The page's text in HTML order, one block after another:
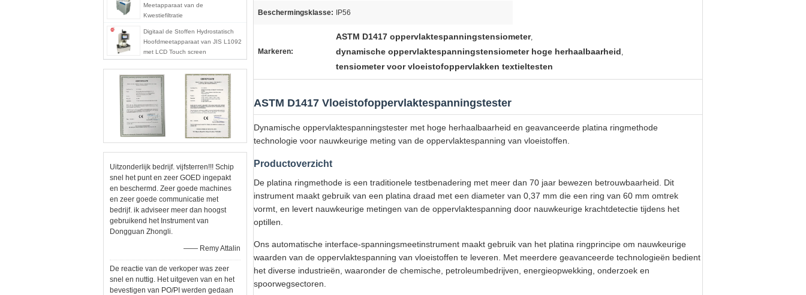
Meetapparaat van de
Kwestiefiltratie
Digitaal de Stoffen Hydrostatisch
Hoofdmeetapparaat van JIS L1092
met LCD Touch screen
Uitzonderlijk bedrijf. vijfsterren!!! Schip
snel het punt en zeer GOED ingepakt
en beschermd. Zeer goede machines
en zeer goede communicatie met
bedrijf. ik adviseer meer dan hoogst
gebruikend het Instrument van
Dongguan Zhongli.
—— Remy Attalin
De reactie van de verkoper was zeer
snel en nuttig. Het uitgeven van en het
bevestigen van PO/PI werden gedaan
Beschermingsklasse: IP56
Markeren:
ASTM D1417 oppervlaktespanningstensiometer,
dynamische oppervlaktespanningstensiometer hoge herhaalbaarheid,
tensiometer voor vloeistofoppervlakken textieltesten
ASTM D1417 Vloeistofoppervlaktespanningstester
Dynamische oppervlaktespanningstester met hoge herhaalbaarheid en geavanceerde platina ringmethode
technologie voor nauwkeurige meting van de oppervlaktespanning van vloeistoffen.
Productoverzicht
De platina ringmethode is een traditionele testbenadering met meer dan 70 jaar bewezen betrouwbaarheid. Dit
instrument maakt gebruik van een platina draad met een diameter van 0,37 mm die een ring van 60 mm omtrek
vormt, en levert nauwkeurige metingen van de oppervlaktespanning door nauwkeurige krachtdetectie tijdens het
optillen.
Ons automatische interface-spanningsmeetinstrument maakt gebruik van het platina ringprincipe om nauwkeurige
waarden van de oppervlaktespanning van vloeistoffen te leveren. Met meerdere geavanceerde technologieën bedient
het diverse industrieën, waaronder de chemische, petroleumbedrijven, energieopwekking, onderzoek en
spoorwegsectoren.